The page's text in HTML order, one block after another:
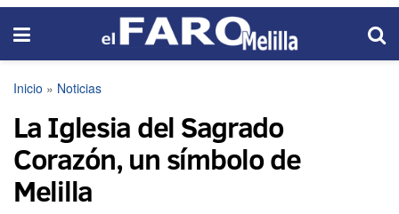
Inicio » Noticias
La Iglesia del Sagrado
Corazón, un símbolo de
Melilla